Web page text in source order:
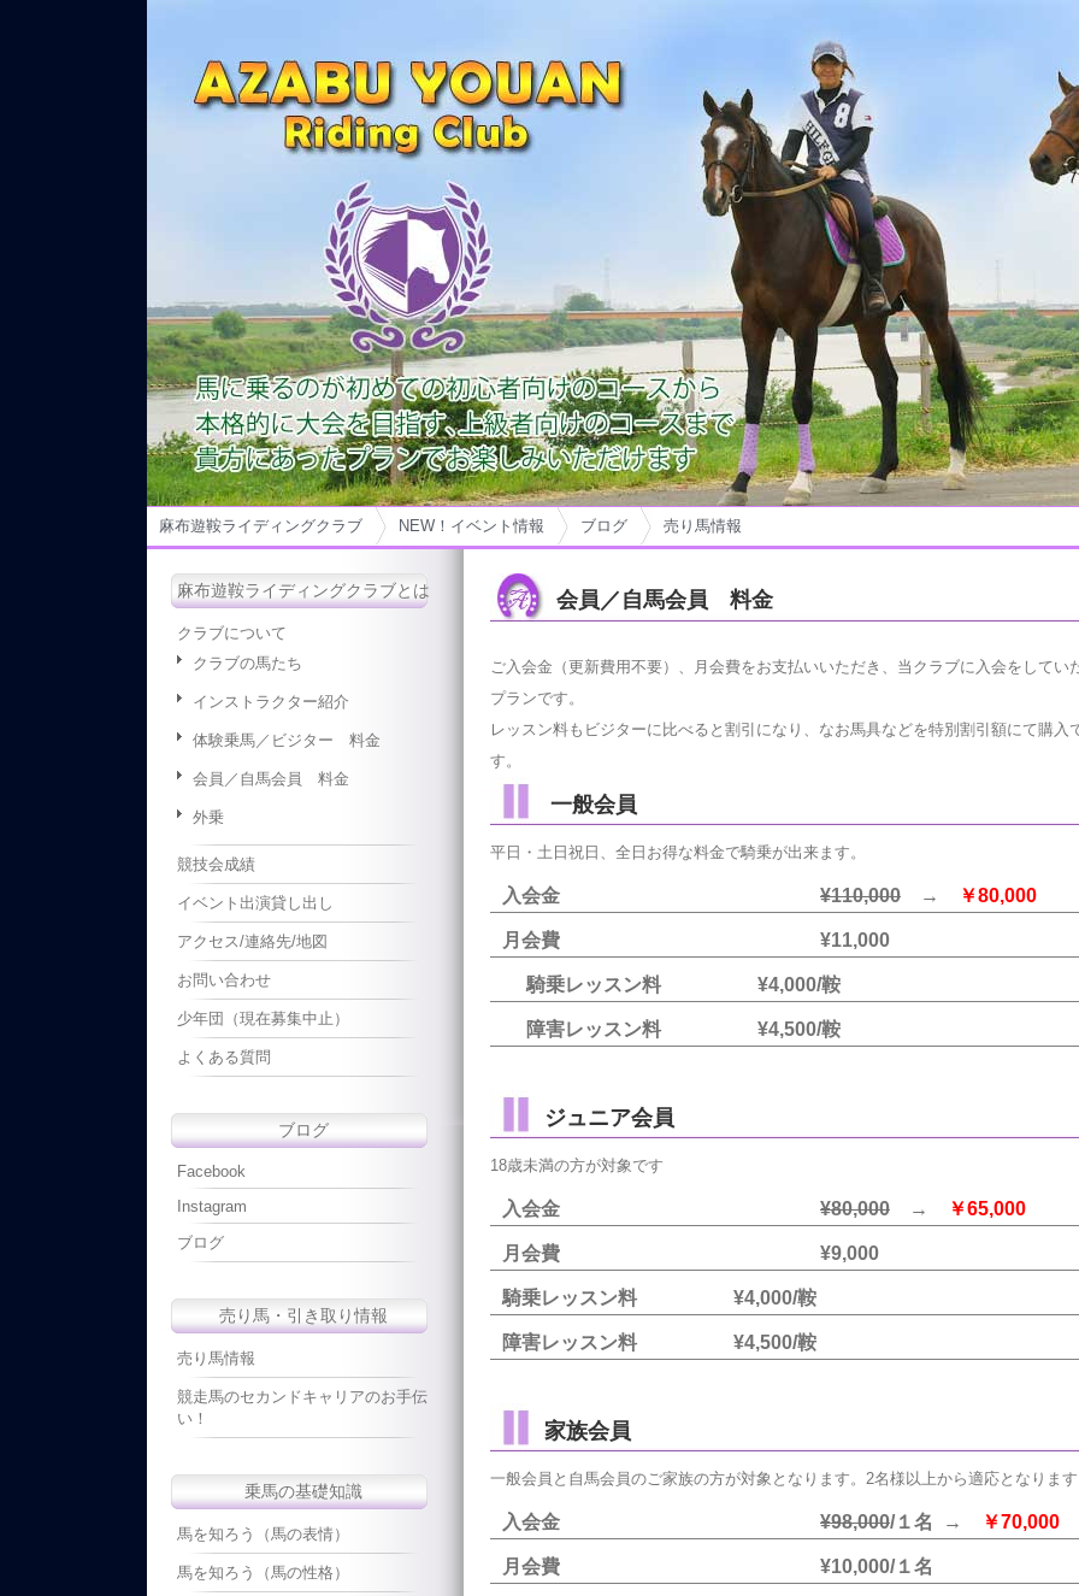
麻布遊鞍ライディングクラブ NEW！イベント情報 ブログ 売り馬情報
麻布遊鞍ライディングクラブとは
クラブについて
クラブの馬たち
インストラクター紹介
体験乗馬／ビジター 料金
会員／自馬会員 料金
外乗
競技会成績
イベント出演貸し出し
アクセス/連絡先/地図
お問い合わせ
少年団（現在募集中止）
よくある質問
ブログ
Facebook
Instagram
ブログ
売り馬・引き取り情報
売り馬情報
競走馬のセカンドキャリアのお手伝
い！
乗馬の基礎知識
馬を知ろう（馬の表情）
馬を知ろう（馬の性格）
会員／自馬会員 料金
ご入会金（更新費用不要）、月会費をお支払いいただき、当クラブに入会をしてい
プランです。
レッスン料もビジターに比べると割引になり、なお馬具などを特別割引額にて購入
す。
一般会員
平日・土日祝日、全日お得な料金で騎乗が出来ます。
入会金 ¥110,000 → ￥80,000
月会費 ¥11,000
騎乗レッスン料 ¥4,000/鞍
障害レッスン料 ¥4,500/鞍
ジュニア会員
18歳未満の方が対象です
入会金 ¥80,000 → ￥65,000
月会費 ¥9,000
騎乗レッスン料 ¥4,000/鞍
障害レッスン料 ¥4,500/鞍
家族会員
一般会員と自馬会員のご家族の方が対象となります。2名様以上から適応となりま
入会金 ¥98,000/１名 → ￥70,000
月会費 ¥10,000/１名